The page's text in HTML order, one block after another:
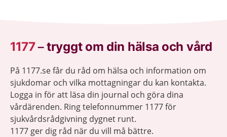
1177–tryggt om din hälsa och vård
På 1177.se får du råd om hälsa och information om
sjukdomar och vilka mottagningar du kan kontakta.
Logga in för att läsa din journal och göra dina
vårdärenden. Ring telefonnummer 1177 för
sjukvårdsrådgivning dygnet runt.
1177 ger dig råd när du vill må bättre.